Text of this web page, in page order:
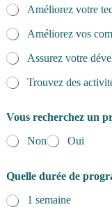
Améliorez votre
Améliorez vos
Assurez votre
Trouvez des
Vous recherchez un
Non
Oui
Quelle durée de
1 semaine